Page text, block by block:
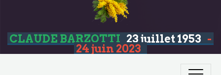
CLAUDE BARZOTTI 23 juillet 1953 -
24 juin 2023